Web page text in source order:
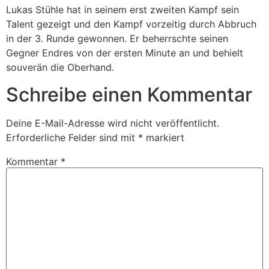
Lukas Stühle hat in seinem erst zweiten Kampf sein
Talent gezeigt und den Kampf vorzeitig durch Abbruch
in der 3. Runde gewonnen. Er beherrschte seinen
Gegner Endres von der ersten Minute an und behielt
souverän die Oberhand.
Schreibe einen Kommentar
Deine E-Mail-Adresse wird nicht veröffentlicht.
Erforderliche Felder sind mit * markiert
Kommentar *